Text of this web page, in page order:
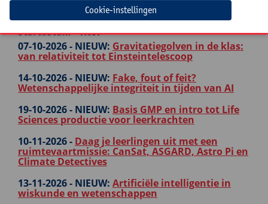
NATUURWETENSCHAPPEN
Startdatum - Titel
07-10-2026 - NIEUW: Gravitatiegolven in de klas:
van relativiteit tot Einsteintelescoop
14-10-2026 - NIEUW: Fake, fout of feit?
Wetenschappelijke integriteit in tijden van AI
19-10-2026 - NIEUW: Basis GMP en intro tot Life
Sciences productie voor leerkrachten
10-11-2026 - Daag je leerlingen uit met een
ruimtevaartmissie: CanSat, ASGARD, Astro Pi en
Climate Detectives
13-11-2026 - NIEUW: Artificiële intelligentie in
wiskunde en wetenschappen
Cookie-instellingen